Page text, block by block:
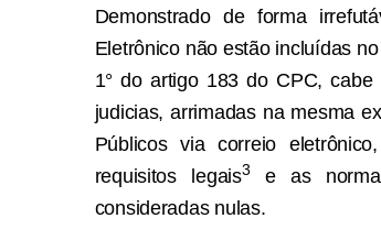
Demonstrado de forma
Eletrônico não estão incluídas
1° do artigo 183 do CPC,
judicias, arrimadas na mesma
Públicos via correio
requisitos legais3 e as
consideradas nulas.